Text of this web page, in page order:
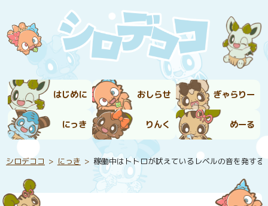
はじめに おしらせ ぎゃらりー
にっき りんく めーる
シロデココ にっき 稼働中はトトロが吠えているレベルの音を発す